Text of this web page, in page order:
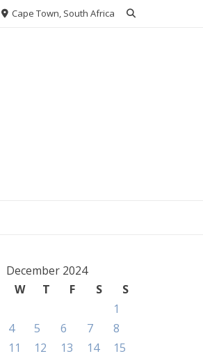
Cape Town, South Africa
December 2024
W T F S
S
1
4 5 6 7
8
11 12 13 14
15